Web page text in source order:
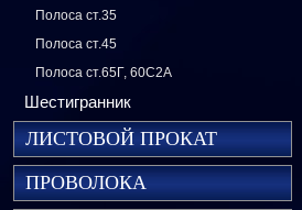
Полоса ст.35
Полоса ст.45
Полоса ст.65Г, 60С2А
Шестигранник
ЛИСТОВОЙ ПРОКАТ
ПРОВОЛОКА